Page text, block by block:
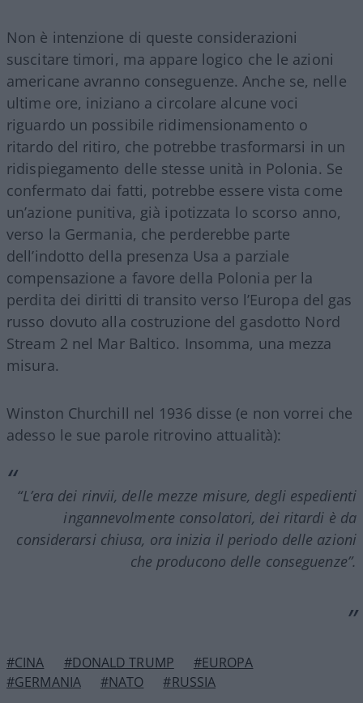
Non è intenzione di queste considerazioni
suscitare timori, ma appare logico che le azioni
americane avranno conseguenze. Anche se, nelle
ultime ore, iniziano a circolare alcune voci
riguardo un possibile ridimensionamento o
ritardo del ritiro, che potrebbe trasformarsi in un
ridispiegamento delle stesse unità in Polonia. Se
confermato dai fatti, potrebbe essere vista come
un’azione punitiva, già ipotizzata lo scorso anno,
verso la Germania, che perderebbe parte
dell’indotto della presenza Usa a parziale
compensazione a favore della Polonia per la
perdita dei diritti di transito verso l’Europa del gas
russo dovuto alla costruzione del gasdotto Nord
Stream 2 nel Mar Baltico. Insomma, una mezza
misura.
Winston Churchill nel 1936 disse (e non vorrei che
adesso le sue parole ritrovino attualità):
“L’era dei rinvii, delle mezze misure, degli espedienti
ingannevolmente consolatori, dei ritardi è da
considerarsi chiusa, ora inizia il periodo delle azioni
che producono delle conseguenze”.
#CINA #DONALD TRUMP
#EUROPA
#GERMANIA
#NATO #RUSSIA